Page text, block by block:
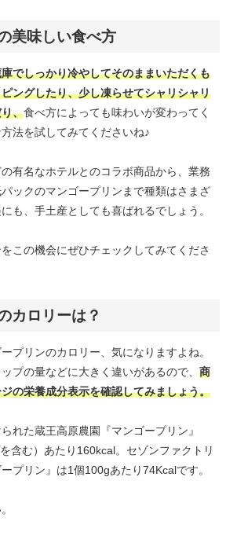
美味しい食べ方
でしっかり冷やしてそのままいただくも
ングしたり、少し凍らせてシャリシャリ
、食べ方によっても味わいが変わってく
法を試してみてくださいね♪
有名なホテルとのコラボ商品から、業務
ックのマンゴープリンまで種類はさまざ
も、手土産としても喜ばれるでしょう。
この機会にぜひチェックしてみてくださ
カロリーは？
プリンのカロリー、気になりますよね。
プの量などに大きく違いがあるので、 商
の栄養成分表示を確認してみましょう。
れた蔵王高原農園『マンゴープリン』
含む）あたり160kcal。セゾンファクトリ
プリン』は1個100gあたり74Kcalです。